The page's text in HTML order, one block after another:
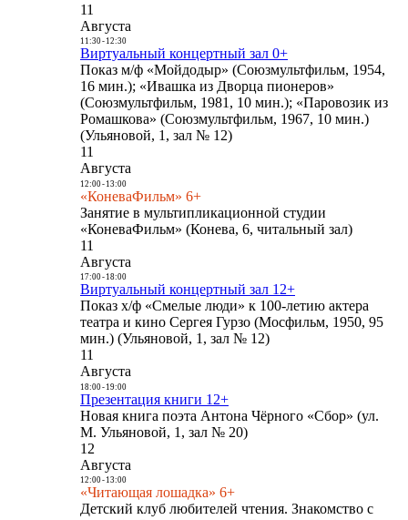
11
Августа
11:30- 12:30
Виртуальный концертный зал 0+
Показ м/ф «Мойдодыр» (Союзмультфильм, 1954,
16 мин.); «Ивашка из Дворца пионеров»
(Союзмультфильм, 1981, 10 мин.); «Паровозик из
Ромашкова» (Союзмультфильм, 1967, 10 мин.)
(Ульяновой, 1, зал № 12)
11
Августа
12:00- 13:00
«КоневаФильм» 6+
Занятие в мультипликационной студии
«КоневаФильм» (Конева, 6, читальный зал)
11
Августа
17:00- 18:00
Виртуальный концертный зал 12+
Показ х/ф «Смелые люди» к 100-летию актера
театра и кино Сергея Гурзо (Мосфильм, 1950, 95
мин.) (Ульяновой, 1, зал № 12)
11
Августа
18:00- 19:00
Презентация книги 12+
Новая книга поэта Антона Чёрного «Сбор» (ул.
М. Ульяновой, 1, зал № 20)
12
Августа
12:00- 13:00
«Читающая лошадка» 6+
Детский клуб любителей чтения. Знакомство с